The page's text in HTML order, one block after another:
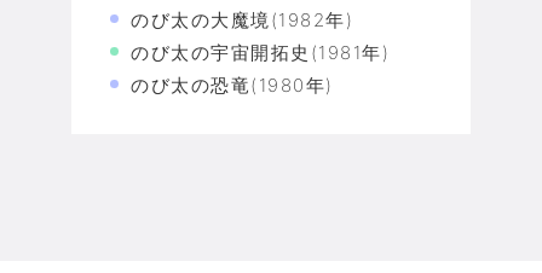
のび太の大魔境(1982年)
のび太の宇宙開拓史(1981年)
のび太の恐竜(1980年)